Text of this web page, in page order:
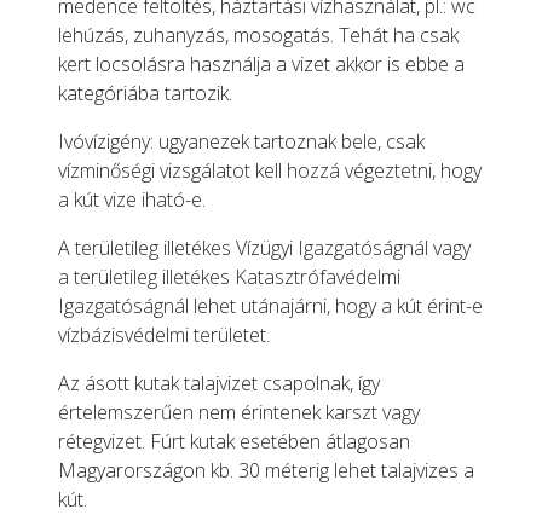
medence feltöltés, háztartási vízhasználat, pl.: wc
lehúzás, zuhanyzás, mosogatás. Tehát ha csak
kert locsolásra használja a vizet akkor is ebbe a
kategóriába tartozik.
Ivóvízigény: ugyanezek tartoznak bele, csak
vízminőségi vizsgálatot kell hozzá végeztetni, hogy
a kút vize iható-e.
A területileg illetékes Vízügyi Igazgatóságnál vagy
a területileg illetékes Katasztrófavédelmi
Igazgatóságnál lehet utánajárni, hogy a kút érint-e
vízbázisvédelmi területet.
Az ásott kutak talajvizet csapolnak, így
értelemszerűen nem érintenek karszt vagy
rétegvizet. Fúrt kutak esetében átlagosan
Magyarországon kb. 30 méterig lehet talajvizes a
kút.